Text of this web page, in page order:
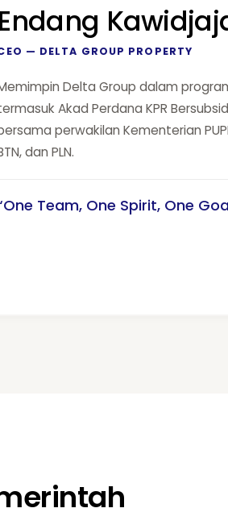
Endang
— DELTA GROUP PROPERTY
Delta Group dalam
Akad Perdana KPR
perwakilan Kementerian
dan PLN.
Team, One Spirit, One